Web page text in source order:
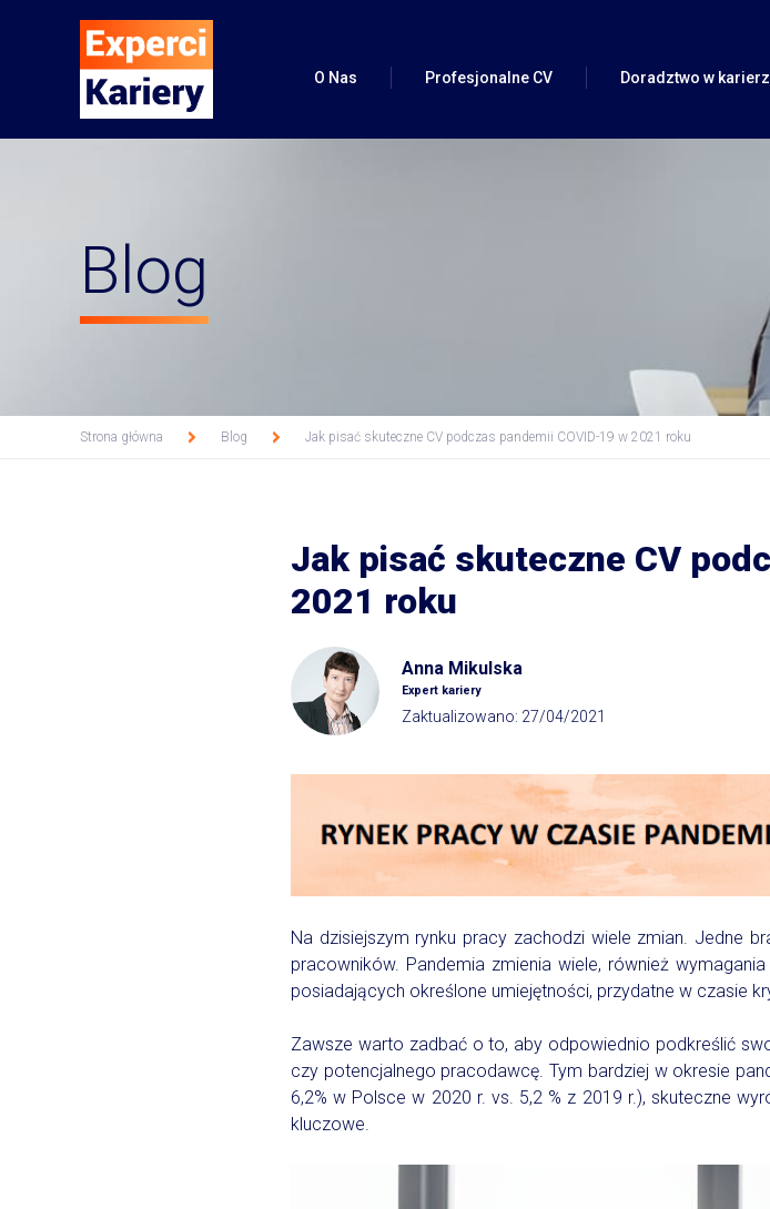
O Nas Profesjonalne CV
Video CV
Doradztwo w
Rozmowa
Coaching kariery –
Coaching kariery –
Coaching kariery –
Przygotowanie do rozmowy o
Blog
Strona główna
Blog
Jak pisać skuteczne CV podczas pandemii COVID-19 w 2021 roku
Jak pisać skuteczne CV
2021 roku
Anna Mikulska
Expert kariery
Zaktualizowano: 27/04/2021
Na dzisiejszym rynku pracy zachodzi wiele zmian. Jedne
pracowników. Pandemia zmienia wiele, również
posiadających określone umiejętności, przydatne w czasie
Zawsze warto zadbać o to, aby odpowiednio podkreślić
czy potencjalnego pracodawcę. Tym bardziej w okresie
6,2% w Polsce w 2020 r. vs. 5,2 % z 2019 r.), skuteczne
kluczowe.